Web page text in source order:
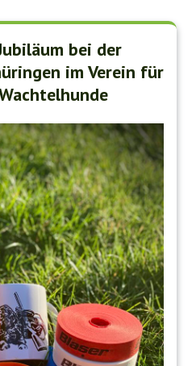
bei der
im Verein für